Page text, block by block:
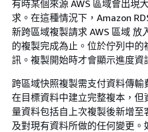
有時某個來源 AWS 區域會出現
求。在這種情況下，Amazon
新跨區域複製請求 AWS 區域 放
的複製完成為止。位於佇列中
訊。複製開始時才會顯示進度資
跨區域快照複製需支付資料傳
在目標資料中建立完整複本，但
量資料包括自上次複製後新增
及對現有資料所做的任何變更。